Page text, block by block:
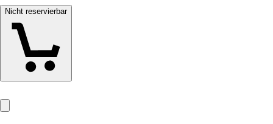
Nicht reservierbar